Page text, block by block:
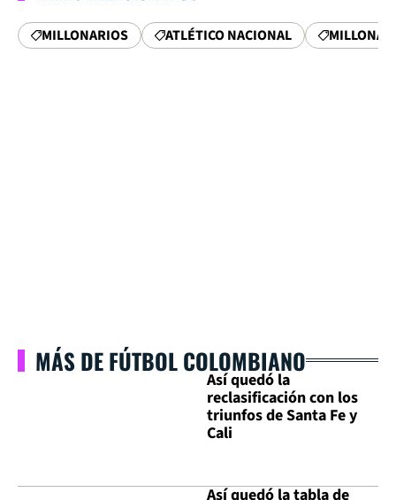
MILLONARIOS ATLÉTICO NACIONAL
MÁS DE FÚTBOL COLOMBIANO
Así quedó la
reclasificación con los
triunfos de Santa Fe y
Cali
Así quedó la tabla de